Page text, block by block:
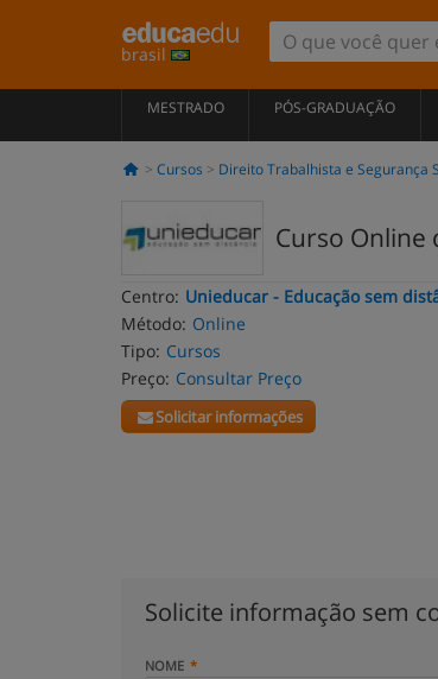
brasil
MESTRADO PÓS-GRADUAÇÃO
Cursos Direito Trabalhista e Segurança
Curso Online
Centro: Unieducar - Educação sem
Método: Online
Tipo: Cursos
Preço: Consultar Preço
Solicitar informações
Solicite informação sem
NOME